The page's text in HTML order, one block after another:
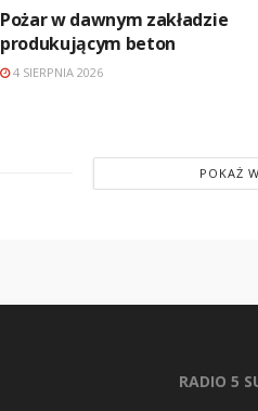
Pożar w dawnym zakładzie
produkującym beton
4 SIERPNIA 2026
POKAŻ
RADIO 5